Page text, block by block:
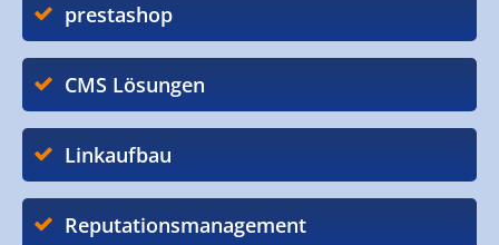
prestashop
CMS Lösungen
Linkaufbau
Reputationsmanagement